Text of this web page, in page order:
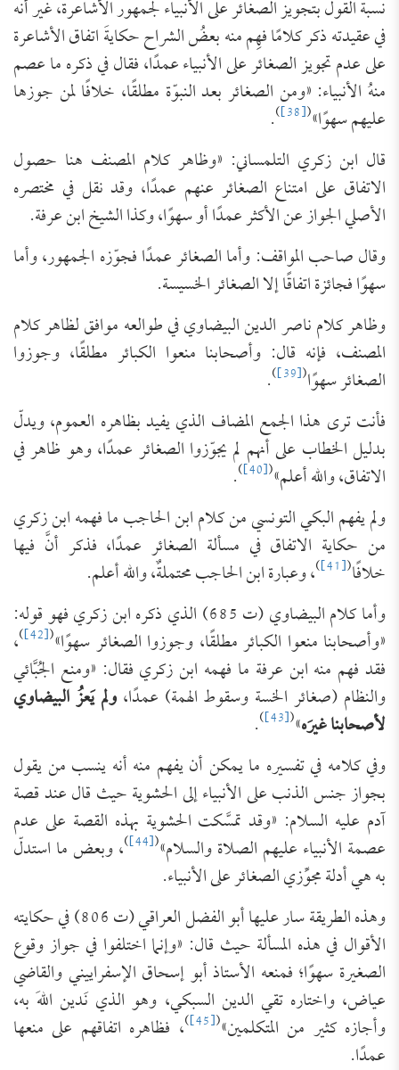
نسبة القول بتجويز الصغائر على الأنبياء لجمهور الأشاعرة، غير أنه
في عقيدته ذكر كلامًا فهِم منه بعضُ الشراح حكايةَ اتفاق الأشاعرة
على عدم تجويز الصغائر على الأنبياء عمدًا، فقال في ذكره ما عصم
منهُ الأنبياء: «ومن الصغائر بعد النبوّة مطلقًا، خلافًا لمن جوزها
عليهم سهوًا»(
[38]
)
.
قال ابن زكري التلمساني: «وظاهر كلام المصنف هنا حصول
الاتفاق على امتناع الصغائر عنهم عمدًا، وقد نقل في مختصره
الأصلي الجواز عن الأكثر عمدًا أو سهوًا، وكذا الشيخ ابن عرفة.
وقال صاحب المواقف: وأما الصغائر عمدًا فجوّزه الجمهور، وأما
سهوًا فجائزة اتفاقًا إلا الصغائر الخسيسة.
وظاهر كلام ناصر الدين البيضاوي في طوالعه موافق لظاهر كلام
المصنف، فإنه قال: وأصحابنا منعوا الكبائر مطلقًا، وجوزوا
الصغائر سهوًا(
[39]
)
.
فأنت ترى هذا الجمع المضاف الذي يفيد بظاهره العموم، ويدلّ
بدليل الخطاب على أنهم لم يجوّزوا الصغائر عمدًا، وهو ظاهر في
الاتفاق، والله أعلم»(
[40]
)
.
ولم يفهم البكي التونسي من كلام ابن الحاجب ما فهمه ابن زكري
من حكاية الاتفاق في مسألة الصغائر عمدًا، فذكر أنَّ فيها
خلافًا(
[41]
)، وعبارة ابن الحاجب محتملةٌ، والله أعلم.
وأما كلام البيضاوي (ت 685) الذي ذكره ابن زكري فهو قوله:
«وأصحابنا منعوا الكبائر مطلقًا، وجوزوا الصغائر سهوًا»(
[42]
)،
فقد فهم منه ابن عرفة ما فهمه ابن زكري فقال: «ومنع الجُبَّائي
والنظام (صغائر الخسة وسقوط الهمة) عمدًا،ولم يَعزُ البيضاوي
لأصحابنا غيرَه»
(
[43]
)
.
وفي كلامه في تفسيره ما يمكن أن يفهم منه أنه ينسب من يقول
بجواز جنس الذنب على الأنبياء إلى الحشوية حيث قال عند قصة
آدم عليه السلام: «وقد تمسَّكت ‌الحشوية بهذه القصة على عدم
عصمة الأنبياء عليهم الصلاة والسلام»(
[44]
)، وبعض ما استدلّ
به هي أدلة مجوِّزي الصغائر على الأنبياء.
وهذه الطريقة سار عليها أبو الفضل العراقي (ت 806) في حكايته
الأقوال في هذه المسألة حيث قال: «وإنما اختلفوا في جواز وقوع
الصغيرة سهوًا؛ فمنعه الأستاذ أبو إسحاق الإسفراييني والقاضي
عياض، واختاره تقي الدين السبكي، وهو الذي نَدين اللهَ به،
وأجازه كثير من المتكلمين»(
[45]
)، فظاهره اتفاقهم على منعها
عمدًا.